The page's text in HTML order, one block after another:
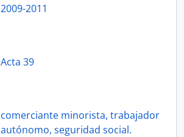
2009-2011
Acta 39
comerciante minorista, trabajador
autónomo, seguridad social.